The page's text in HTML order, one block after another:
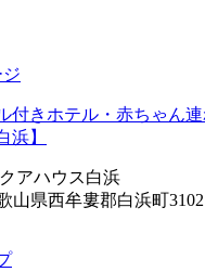
アハウス白浜
山県西牟婁郡白浜町3102